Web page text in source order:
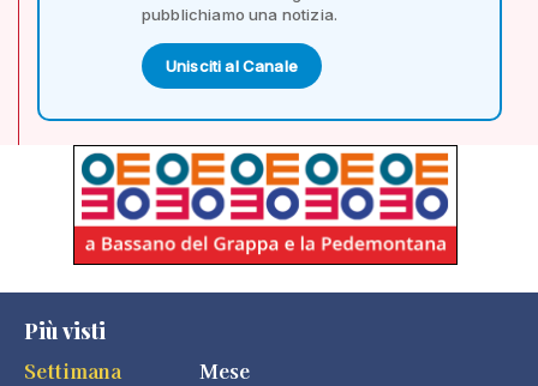
pubblichiamo una notizia.
Unisciti al Canale
Più visti
Settimana
Mese